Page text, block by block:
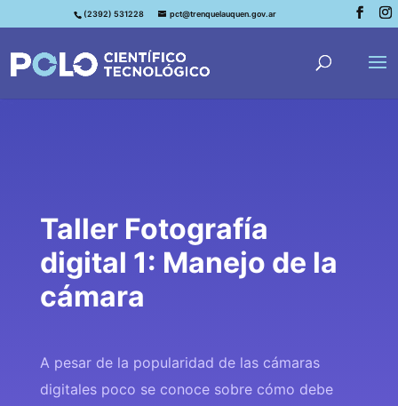
(2392) 531228 pct@trenquelauquen.gov.ar
Taller Fotografía
digital 1: Manejo de la
cámara
A pesar de la popularidad de las cámaras
digitales poco se conoce sobre cómo debe